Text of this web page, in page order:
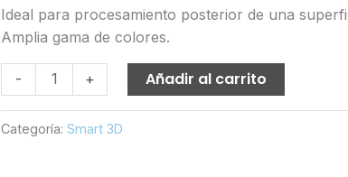
Ideal para procesamiento posterior de una
Amplia gama de colores.
-
Filamento
3D
cantidad
+ Añadir al carrito
Categoría: Smart 3D